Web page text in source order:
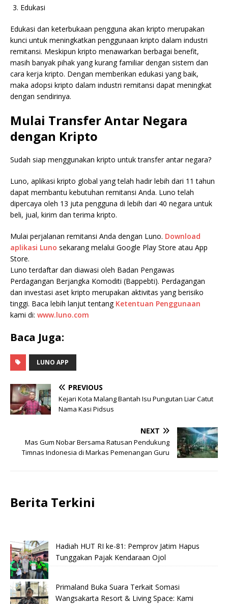
Edukasi
Edukasi dan keterbukaan pengguna akan kripto merupakan
kunci untuk meningkatkan penggunaan kripto dalam industri
remitansi. Meskipun kripto menawarkan berbagai benefit,
masih banyak pihak yang kurang familiar dengan sistem dan
cara kerja kripto. Dengan memberikan edukasi yang baik,
maka adopsi kripto dalam industri remitansi dapat meningkat
dengan sendirinya.
Mulai Transfer Antar Negara
dengan Kripto
Sudah siap menggunakan kripto untuk transfer antar negara?
Luno, aplikasi kripto global yang telah hadir lebih dari 11 tahun
dapat membantu kebutuhan remitansi Anda. Luno telah
dipercaya oleh 13 juta pengguna di lebih dari 40 negara untuk
beli, jual, kirim dan terima kripto.
Mulai perjalanan remitansi Anda dengan Luno. Download
aplikasi Luno sekarang melalui Google Play Store atau App
Store.
Luno terdaftar dan diawasi oleh Badan Pengawas
Perdagangan Berjangka Komoditi (Bappebti). Perdagangan
dan investasi aset kripto merupakan aktivitas yang berisiko
tinggi. Baca lebih lanjut tentang Ketentuan Penggunaan
kami di: www.luno.com
Baca Juga:
LUNO APP
PREVIOUS
Kejari Kota Malang Bantah Isu Pungutan Liar Catut
Nama Kasi Pidsus
NEXT
Mas Gum Nobar Bersama Ratusan Pendukung
Timnas Indonesia di Markas Pemenangan Guru
Berita Terkini
Hadiah HUT RI ke-81: Pemprov Jatim Hapus
Tunggakan Pajak Kendaraan Ojol
Primaland Buka Suara Terkait Somasi
Wangsakarta Resort & Living Space: Kami